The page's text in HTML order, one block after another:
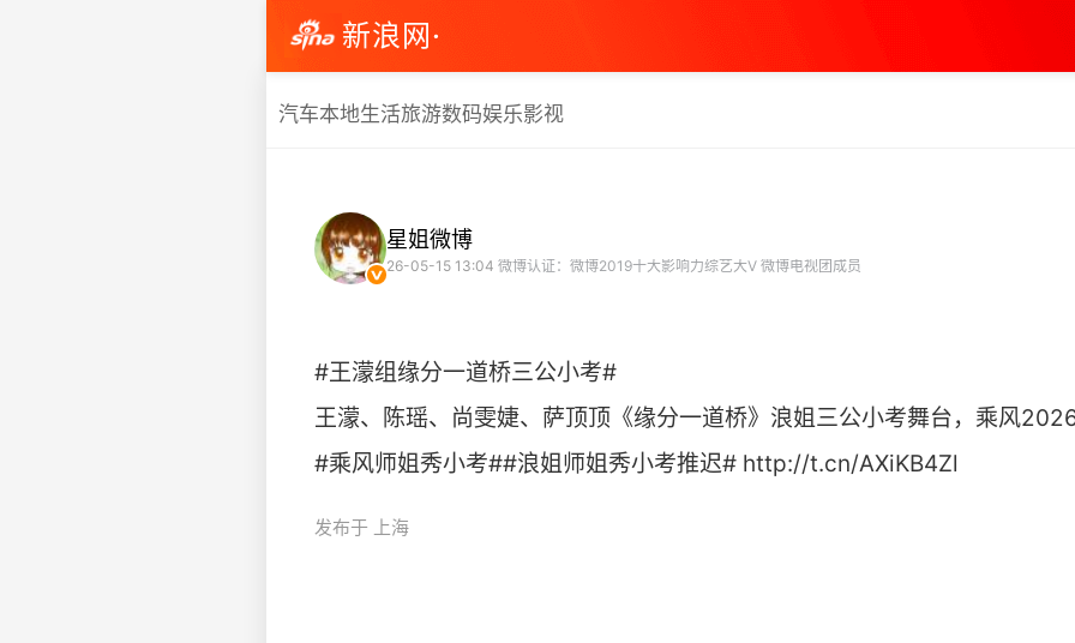
新浪网·
汽车本地生活旅游数码娱乐影视
星姐微博
26-05-15 13:04 微博认证：微博2019十大影响力综艺大V 微博电视团成员
#王濛组缘分一道桥三公小考#
王濛、陈瑶、尚雯婕、萨顶顶《缘分一道桥》浪姐三公小考舞台，乘风
#乘风师姐秀小考##浪姐师姐秀小考推迟# http://t.cn/AXiKB4Zl ​
发布于 上海